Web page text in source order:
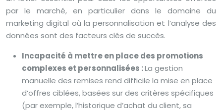
par le marché, en particulier dans le domaine du
marketing digital où la personnalisation et l’analyse des
données sont des facteurs clés de succès.
Incapacité à mettre en place des promotions
complexes et personnalisées :La gestion
manuelle des remises rend difficile la mise en place
d’offres ciblées, basées sur des critères spécifiques
(par exemple, l’historique d’achat du client, sa